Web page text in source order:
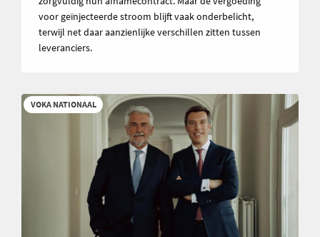
voor geïnjecteerde stroom blijft vaak onderbelicht,
terwijl net daar aanzienlijke verschillen zitten tussen
leveranciers.
VOKA NATIONAAL